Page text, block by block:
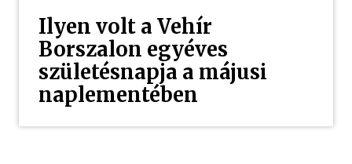
Ilyen volt a Vehír
Borszalon egyéves
születésnapja a májusi
naplementében